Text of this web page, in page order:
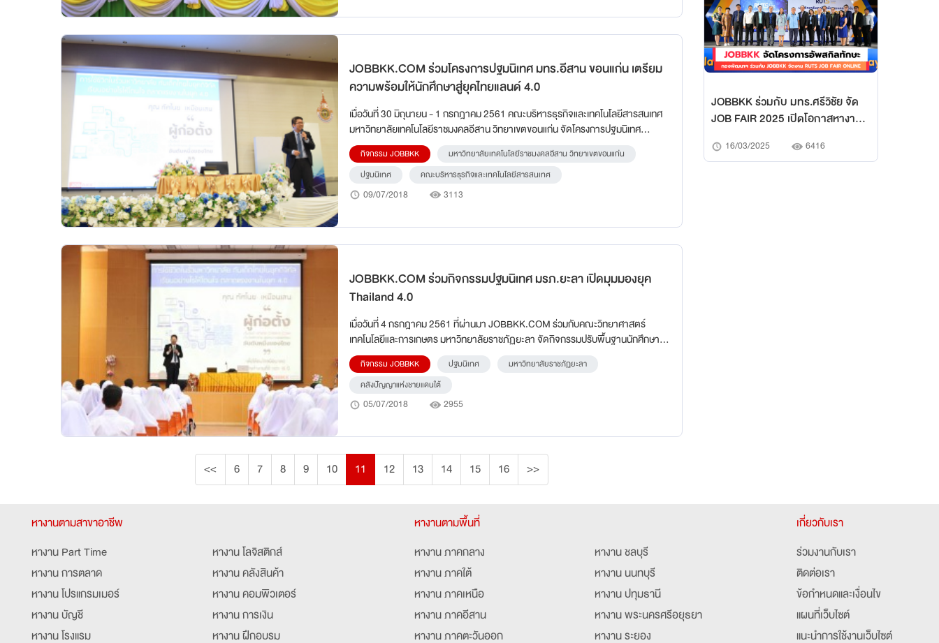
JOBBKK.COM ร่วมโครงการปฐมนิเทศ มทร.อีสาน ขอนแก่น เตรียม
ความพร้อมให้นักศึกษาสู่ยุคไทยแลนด์ 4.0
เมื่อวันที่ 30 มิถุนายน - 1 กรกฎาคม 2561 คณะบริหารธุรกิจและเทคโนโลยีสารสนเทศ
มหาวิทยาลัยเทคโนโลยีราชมงคลอีสาน วิทยาเขตขอนแก่น จัดโครงการปฐมนิเทศ
นักศึกษาใหม่ ประจำปีการศึกษา 2561
กิจกรรม JOBBKK
มหาวิทยาลัยเทคโนโลยีราชมงคลอีสาน วิทยาเขตขอนแก่น
ปฐมนิเทศ
คณะบริหารธุรกิจและเทคโนโลยีสารสนเทศ
09/07/2018 3113
JOBBKK.COM ร่วมกิจกรรมปฐมนิเทศ มรภ.ยะลา เปิดมุมมองยุค
Thailand 4.0
เมื่อวันที่ 4 กรกฎาคม 2561 ที่ผ่านมา JOBBKK.COM ร่วมกับคณะวิทยาศาสตร์
เทคโนโลยีและการเกษตร มหาวิทยาลัยราชภัฏยะลา จัดกิจกรรมปรับพื้นฐานนักศึกษา
ใหม่ (ปฐมนิเทศนักศึกษา) ปีการศึกษา 2561 ณ ห้องประชุมหลานซา ชั้น 5 อาคาร
Student Union มหาวิทยาลัยราชภัฏยะลา คลังปัญญาแห่งชายแดนใต้
กิจกรรม JOBBKK ปฐมนิเทศ
มหาวิทยาลัยราชภัฏยะลา
คลังปัญญาแห่งชายแดนใต้
05/07/2018 2955
<< 6 7 8 9 10 11 12 13 14 15 16 >>
JOBBKK ร่วมกับ มทร.ศรีวิชัย จัด
JOB FAIR 2025 เปิดโอกาสหางาน
อาชีพให้คนรุ่นใหม่
16/03/2025 6416
หางานตามสาขาอาชีพ
หางาน Part Time
หางาน การตลาด
หางาน โปรแกรมเมอร์
หางาน บัญชี
หางาน โรงแรม
หางาน โลจิสติกส์
หางาน คลังสินค้า
หางาน คอมพิวเตอร์
หางาน การเงิน
หางาน ฝึกอบรม
หางานตามพื้นที่
หางาน ภาคกลาง
หางาน ภาคใต้
หางาน ภาคเหนือ
หางาน ภาคอีสาน
หางาน ภาคตะวันออก
หางาน ชลบุรี
หางาน นนทบุรี
หางาน ปทุมธานี
หางาน พระนครศรีอยุธยา
หางาน ระยอง
เกี่ยวกับเรา
ร่วมงานกับเรา
ติดต่อเรา
ข้อกำหนดและเงื่อนไข
แผนที่เว็บไซต์
แนะนำการใช้งานเว็บไซต์